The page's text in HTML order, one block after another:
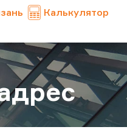
Калькулятор